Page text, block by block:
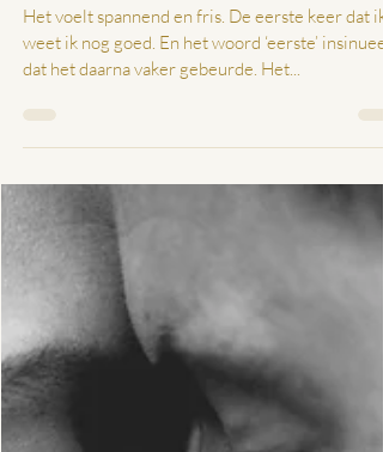
De eerste keer duurt max. 1 uur
Het voelt spannend en fris. De eerste keer dat ik
weet ik nog goed. En het woord ‘eerste’
dat het daarna vaker gebeurde. Het...